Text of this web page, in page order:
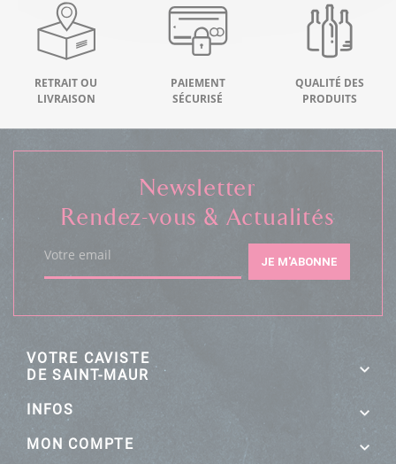
RETRAIT OU
LIVRAISON
PAIEMENT
SÉCURISÉ
QUALITÉ DES
PRODUITS
VOTRE CAVISTE
DE SAINT-MAUR
INFOS
MON COMPTE
Newsletter
Rendez-vous & Actualités
Votre email JE M'ABONNE